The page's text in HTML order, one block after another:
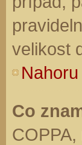
velikost
Nahoru
Co